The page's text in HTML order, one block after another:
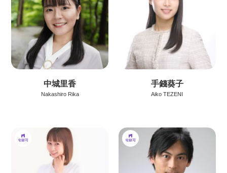
中城里香
Nakashiro Rika
手錢葵子
Aiko TEZENI